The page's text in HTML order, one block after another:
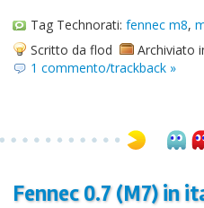
Tag Technorati: fennec m8,
Scritto da flod
Archiviato
1 commento/trackback »
Fennec 0.7 (M7) in